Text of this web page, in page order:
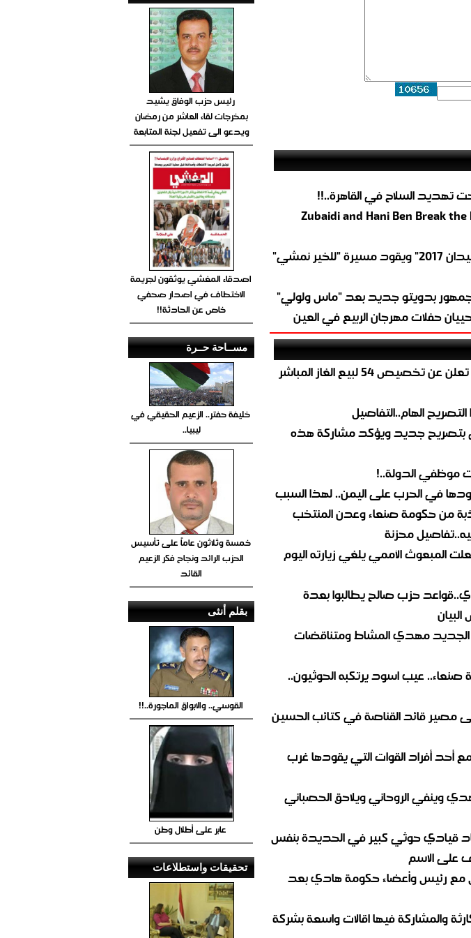
تهديد السلاح في القاهرة..!!
Zubaidi and Hani Ben Break
حسين الجسمي يختتم برنامج "الميدان 2017" ويقود مسيرة "للخير نمشي"
بدويتو جديد بعد "ماس ولولي"
حفلات مهرجان الربيع في العين
عاجل..الشركة اليمنية للغاز تعلن عن تخصيص 54 لبيع الغاز المباشر
الهام..التفاصيل
بتصريح جديد ويؤكد مشاركة هذه
موظفي الدولة..!
في الحرب على اليمن.. لهذا السبب
من حكومة صنعاء وعدن المنتخب
محزنة
المبعوث الأممي يلغي زيارته اليوم
حزب صالح يطالبوا بعدة
مهدي المشاط ومتناقضات
عيب اسود يرتكبه الحوثيون..
مصير قائد القناصة في كتائب الحسين
أفراد القوات التي يقودها غرب
وينفي الروحاني ويلاحق الحصباني
قيادي حوثي كبير في الحديدة بنفس
على الاسم
مع رئيس وأعضاء حكومة هادي بعد
والمشاركة فيها اقالات واسعة بشركة
رئيس حزب الوفاق يشيد
بمخرجات لقاء العاشر من رمضان
ويدعو الى تفعيل لجنة المتابعة
اصدقاء المغشي يوثقون لجريمة
الاختطاف في اصدار صحفي
خاص عن الحادثة!!
مســاحة حــرة
خليفة حفتر.. الزعيم الحقيقي في
ليبيا..
خمسة وثلاثون عاماً على تأسيس
الحزب الرائد ونجاح فكر الزعيم
القائد
بقلم أنثى
القوسي.. والابواق الماجورة..!!
عابر على أطلال وطن
تحقيقات واستطلاعات